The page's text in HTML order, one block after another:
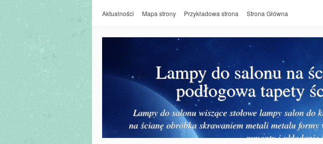
Aktualności Mapa strony Przykładowa strona Strona Główna
Lampy do salonu na
podłogowa tapety
Lampy do salonu wiszące stołowe lampy salon do
na ścianę obróbka skrawaniem metali metalu formy
remonty i